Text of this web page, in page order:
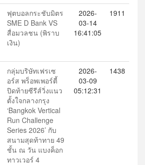
ฟุตบอลกระชับมิตร
SME D Bank VS
สื่อมวลชน (พิราบ
เงิน)
2026-
03-14
16:41:05
1911
กลุ่มบริษัทเฟรเซ
อร์ส พร็อพเพอร์ตี้
ปิดท้ายซีรีส์วิ่งแนว
ตั้งใจกลางกรุง
‘Bangkok Vertical
Run Challenge
Series 2026’ กับ
สนามสุดท้าทาย 49
ชั้น ณ วัน แบงค็อก
ทาวเวอร์ 4
2026-
03-09
05:12:31
1438